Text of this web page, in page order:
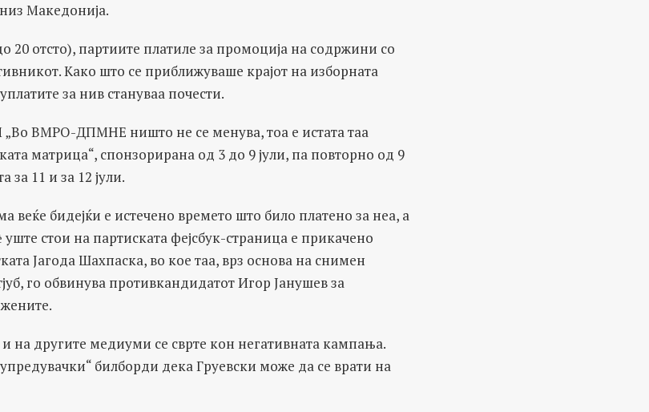
Македонија.
20 отсто), партиите платиле за промоција на содржини со
Како што се приближуваше крајот на изборната
за нив стануваа почести.
„Во ВМРО-ДПМНЕ ништо не се менува, тоа е истата таа
матрица“, спонзорирана од 3 до 9 јули, па повторно од 9
за 11 и за 12 јули.
веќе бидејќи е истечено времето што било платено за неа, а
уште стои на партиската фејсбук-страница е прикачено
Јагода Шахпаска, во кое таа, врз основа на снимен
го обвинува противкандидатот Игор Јанушев за
другите медиуми се сврте кон негативната кампања.
билборди дека Груевски може да се врати на